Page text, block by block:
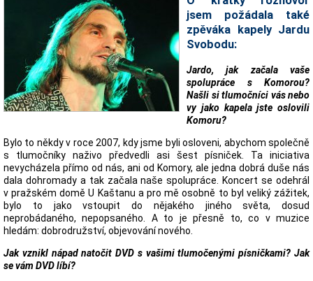
jsem požádala také
zpěváka kapely Jardu
Svobodu:
Jardo, jak začala vaše
spolupráce s Komorou?
Našli si tlumočníci vás nebo
vy jako kapela jste oslovili
Komoru?
Bylo to někdy v roce 2007, kdy jsme byli osloveni, abychom společně
s tlumočníky naživo předvedli asi šest písniček. Ta iniciativa
nevycházela přímo od nás, ani od Komory, ale jedna dobrá duše nás
dala dohromady a tak začala naše spolupráce. Koncert se odehrál
v pražském domě U Kaštanu a pro mě osobně to byl veliký zážitek,
bylo to jako vstoupit do nějakého jiného světa, dosud
neprobádaného, nepopsaného. A to je přesně to, co v muzice
hledám: dobrodružství, objevování nového.
Jak vznikl nápad natočit DVD s vašimi tlumočenými písničkami? Jak
se vám DVD líbí?